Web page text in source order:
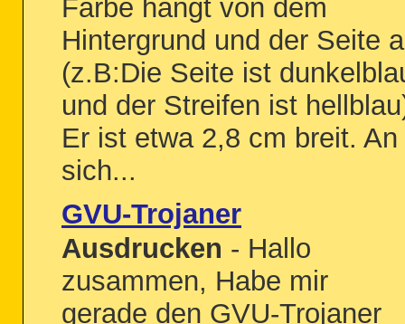
Farbe hängt von dem
Hintergrund und der Seite
(z.B:Die Seite ist
und der Streifen ist
Er ist etwa 2,8 cm breit. An
sich...
GVU-Trojaner
Ausdrucken - Hallo
zusammen, Habe mir
gerade den GVU-Trojaner